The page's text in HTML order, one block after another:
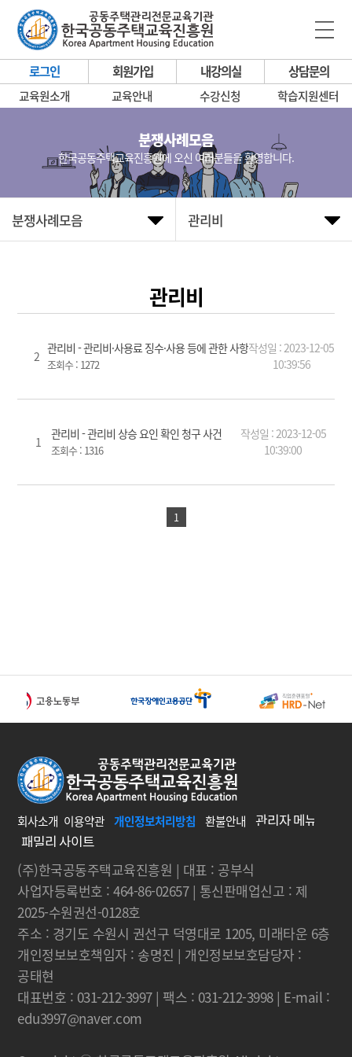
로그인 회원가입 내강의실 상담문의
교육원소개 교육안내 수강신청 학습지원센터
분쟁사례모음
한국공동주택교육진흥원에 오신 여러분들을 환영합니다.
분쟁사례모음 관리비
관리비
2
관리비 - 관리비·사용료 징수·사용 등에 관한 사항
조회수 : 1272
작성일 : 2023-12-05
10:39:56
1
관리비 - 관리비 상승 요인 확인 청구 사건
조회수 : 1316
작성일 : 2023-12-05
10:39:00
1
회사소개 이용약관 개인정보처리방침 환불안내
(주)한국공동주택교육진흥원 | 대표 : 공부식
사업자등록번호 : 464-86-02657 | 통신판매업신고 : 제
2025-수원권선-0128호
주소 : 경기도 수원시 권선구 덕영대로 1205, 미래타운 6층
개인정보보호책임자 : 송명진 | 개인정보보호담당자 :
공태현
대표번호 : 031-212-3997 | 팩스 : 031-212-3998 | E-mail :
edu3997@naver.com